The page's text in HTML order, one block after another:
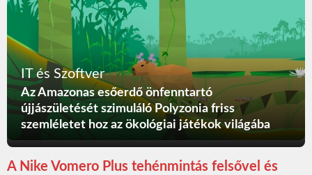
IT és Szoftver
Az Amazonas esőerdő önfenntartó
újjászületését szimuláló Polyzonia friss
szemléletet hoz az ökológiai játékok világába
A Nike Vomero Plus tehénmintás felsővel és